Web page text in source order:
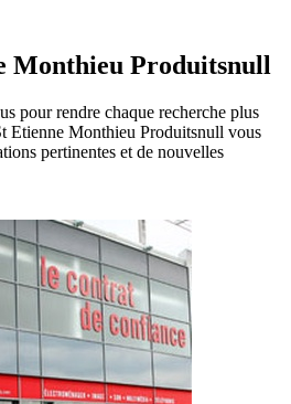
Monthieu Produitsnull
pour rendre chaque recherche plus
Etienne Monthieu Produitsnull vous
pertinentes et de nouvelles